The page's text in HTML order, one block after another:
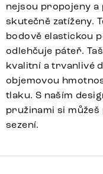
nejsou propojeny
skutečně zatíženy.
bodově elastickou
odlehčuje páteř.
kvalitní a trvanlivé
objemovou
tlaku. S naším
pružinami si
sezení.